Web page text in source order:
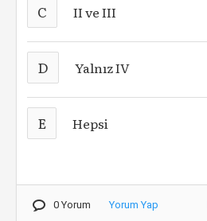
C II ve III
D Yalnız IV
E Hepsi
0 Yorum Yorum Yap